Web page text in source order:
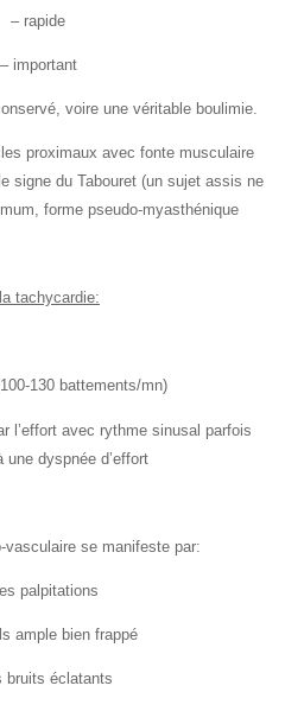
– rapide
– important
voire une véritable boulimie.
proximaux avec fonte musculaire
signe du Tabouret (un sujet assis ne
forme pseudo-myasthénique
tachycardie:
130 battements/mn)
l’effort avec rythme sinusal parfois
une dyspnée d’effort
vasculaire se manifeste par:
palpitations
ample bien frappé
bruits éclatants